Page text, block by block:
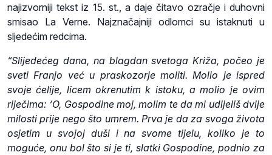
najizvorniji tekst iz 15. st., a daje čitavo ozračje i duhovni
smisao La Verne. Najznačajniji odlomci su istaknuti u
sljedećim redcima.
“Slijedećeg dana, na blagdan svetoga Križa, počeo je
sveti Franjo već u praskozorje moliti. Molio je ispred
svoje ćelije, licem okrenutim k istoku, a molio je ovim
riječima: ‘O, Gospodine moj, molim te da mi udijeliš dvije
milosti prije nego što umrem. Prva je da za svoga života
osjetim u svojoj duši i na svome tijelu, koliko je to
moguće, onu bol što si je ti, slatki Gospodine, podnio za